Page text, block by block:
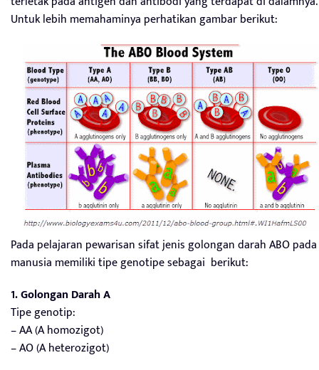
Untuk lebih memahaminya perhatikan gambar berikut:
Pada pelajaran pewarisan sifat jenis golongan darah ABO pada
manusia memiliki tipe genotipe sebagai berikut:
1. Golongan Darah A
Tipe genotip:
– AA (A homozigot)
– AO (A heterozigot)